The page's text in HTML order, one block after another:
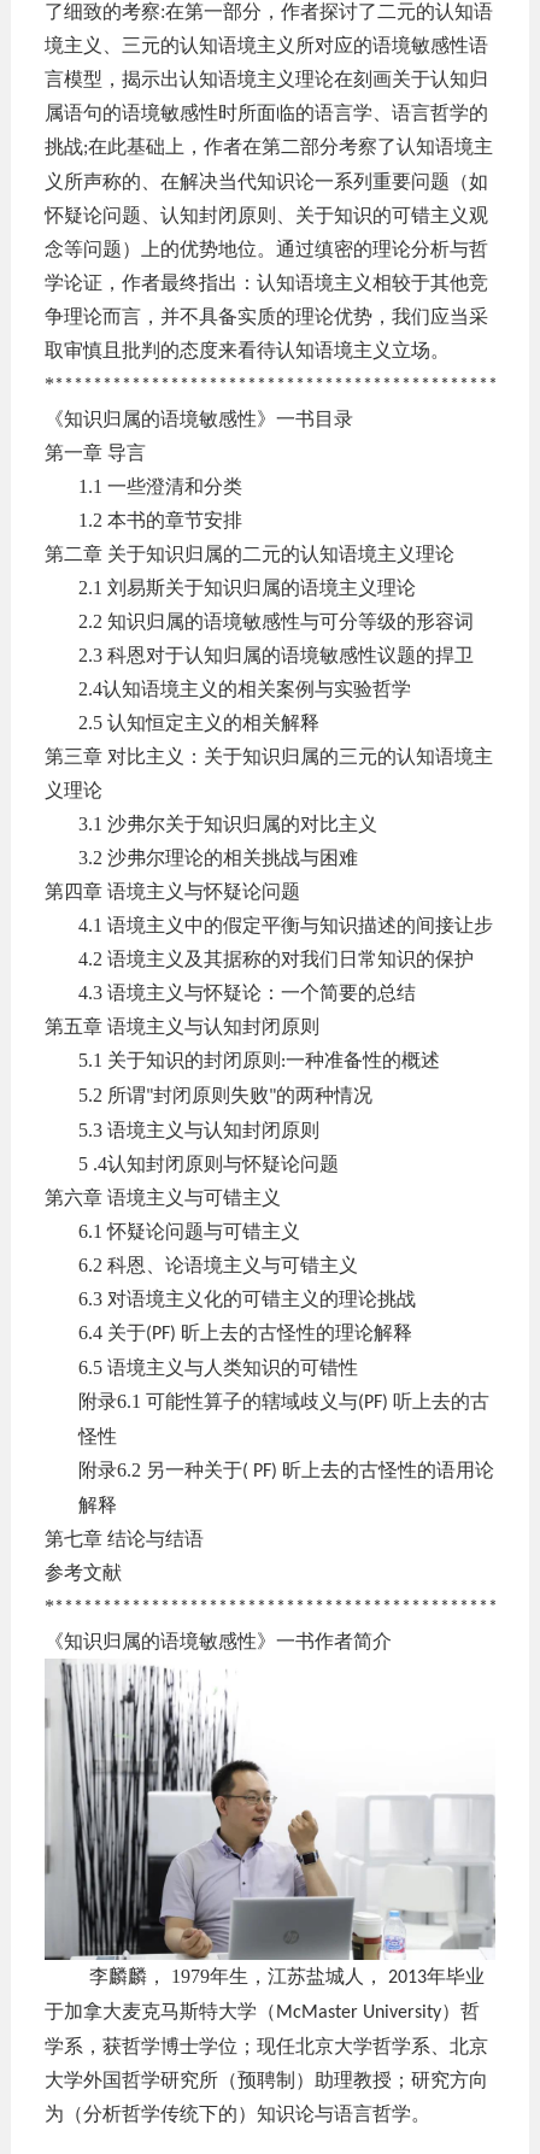
了细致的考察:在第一部分，作者探讨了二元的认知语
境主义、三元的认知语境主义所对应的语境敏感性语
言模型，揭示出认知语境主义理论在刻画关于认知归
属语句的语境敏感性时所面临的语言学、语言哲学的
挑战;在此基础上，作者在第二部分考察了认知语境主
义所声称的、在解决当代知识论一系列重要问题（如
怀疑论问题、认知封闭原则、关于知识的可错主义观
念等问题）上的优势地位。通过缜密的理论分析与哲
学论证，作者最终指出：认知语境主义相较于其他竞
争理论而言，并不具备实质的理论优势，我们应当采
取审慎且批判的态度来看待认知语境主义立场。
*
《知识归属的语境敏感性》一书目录
第一章 导言
1.1 一些澄清和分类
1.2 本书的章节安排
第二章 关于知识归属的二元的认知语境主义理论
2.1 刘易斯关于知识归属的语境主义理论
2.2 知识归属的语境敏感性与可分等级的形容词
2.3 科恩对于认知归属的语境敏感性议题的捍卫
2.4认知语境主义的相关案例与实验哲学
2.5 认知恒定主义的相关解释
第三章 对比主义：关于知识归属的三元的认知语境主
义理论
3.1 沙弗尔关于知识归属的对比主义
3.2 沙弗尔理论的相关挑战与困难
第四章 语境主义与怀疑论问题
4.1 语境主义中的假定平衡与知识描述的间接让步
4.2 语境主义及其据称的对我们日常知识的保护
4.3 语境主义与怀疑论：一个简要的总结
第五章 语境主义与认知封闭原则
5.1 关于知识的封闭原则 :一种准备性的概述
5.2 所谓"封闭原则失败"的两种情况
5.3 语境主义与认知封闭原则
5 .4认知封闭原则与怀疑论问题
第六章 语境主义与可错主义
6.1怀疑论问题与可错主义
6.2 科恩、论语境主义与可错主义
6.3 对语境主义化的可错主义的理论挑战
6.4 关于(PF) 昕上去的古怪性的理论解释
6.5 语境主义与人类知识的可错性
附录6.1 可能性算子的辖域歧义与(PF) 听上去的古
怪性
附录6.2 另一种关于( PF) 昕上去的古怪性的语用论
解释
第七章 结论与结语
参考文献
*
《知识归属的语境敏感性》一书作者简介
李麟麟， 1979年生，江苏盐城人， 2013年毕业
于加拿大麦克马斯特大学（ McMaster University）哲
学系，获哲学博士学位；现任北京大学哲学系、北京
大学外国哲学研究所（预聘制）助理教授；研究方向
为（分析哲学传统下的）知识论与语言哲学。